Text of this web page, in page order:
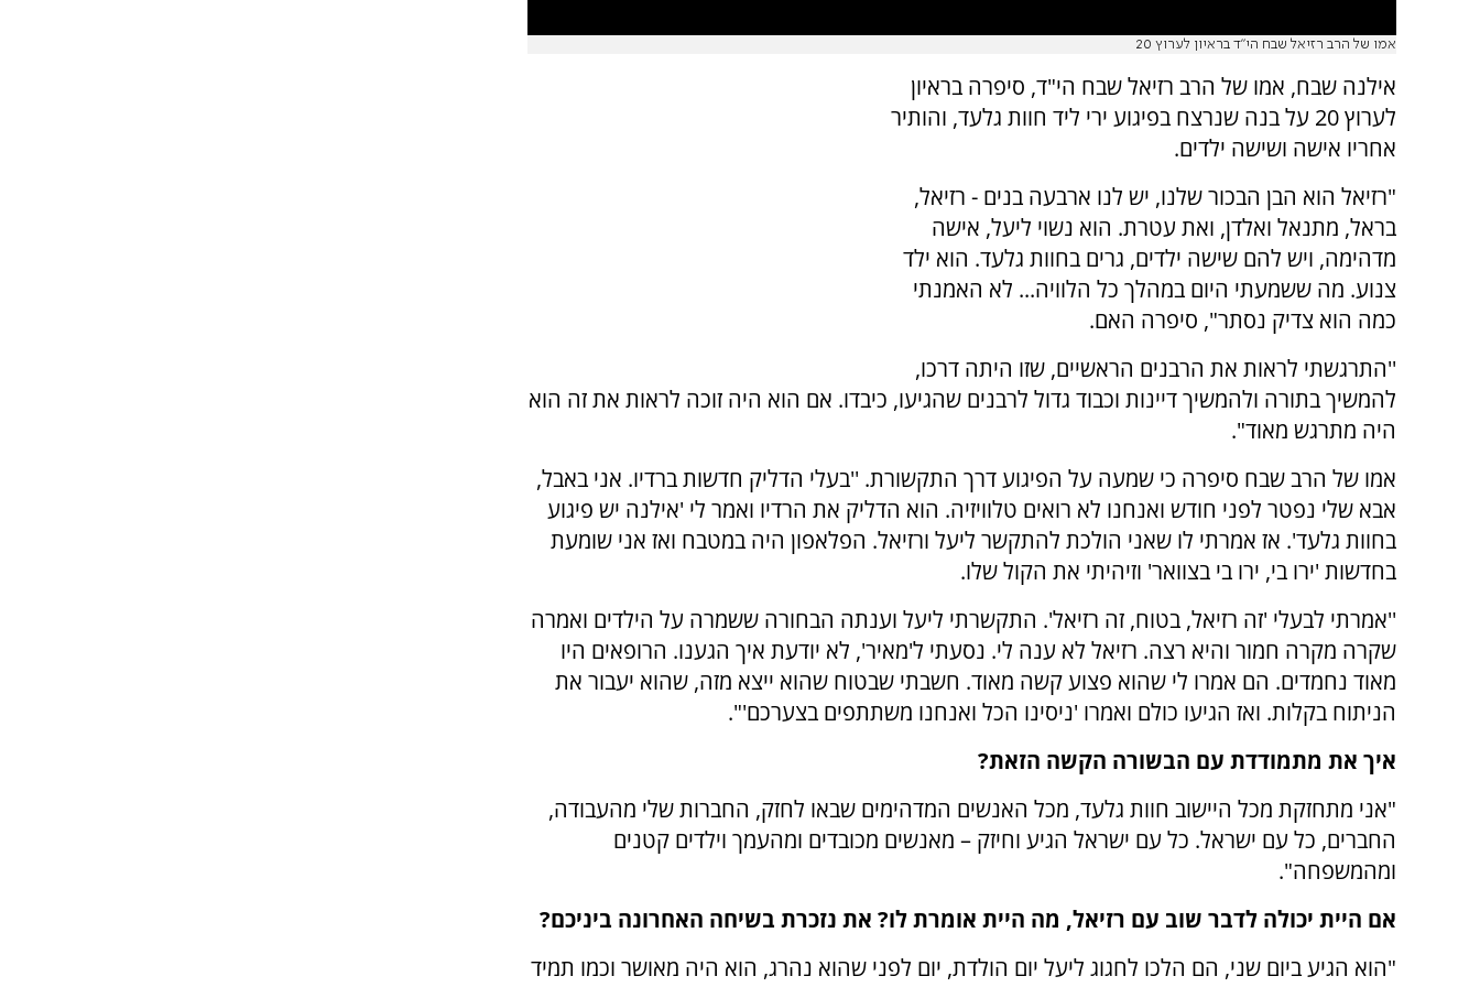
אמו של הרב רזיאל שבח הי"ד בראיון לערוץ 20
אילנה שבח, אמו של הרב רזיאל שבח הי"ד, סיפרה בראיון
לערוץ 20 על בנה שנרצח בפיגוע ירי ליד חוות גלעד, והותיר
אחריו אישה ושישה ילדים.
"רזיאל הוא הבן הבכור שלנו, יש לנו ארבעה בנים - רזיאל,
בראל, מתנאל ואלדן, ואת עטרת. הוא נשוי ליעל, אישה
מדהימה, ויש להם שישה ילדים, גרים בחוות גלעד. הוא ילד
צנוע. מה ששמעתי היום במהלך כל הלוויה... לא האמנתי
כמה הוא צדיק נסתר", סיפרה האם.
''התרגשתי לראות את הרבנים הראשיים, שזו היתה דרכו,
להמשיך בתורה ולהמשיך דיינות וכבוד גדול לרבנים שהגיעו, כיבדו. אם הוא היה זוכה לראות את זה הוא
היה מתרגש מאוד".
אמו של הרב שבח סיפרה כי שמעה על הפיגוע דרך התקשורת. ''בעלי הדליק חדשות ברדיו. אני באבל,
אבא שלי נפטר לפני חודש ואנחנו לא רואים טלוויזיה. הוא הדליק את הרדיו ואמר לי 'אילנה יש פיגוע
בחוות גלעד'. אז אמרתי לו שאני הולכת להתקשר ליעל ורזיאל. הפלאפון היה במטבח ואז אני שומעת
בחדשות 'ירו בי, ירו בי בצוואר' וזיהיתי את הקול שלו.
''אמרתי לבעלי 'זה רזיאל, בטוח, זה רזיאל'. התקשרתי ליעל וענתה הבחורה ששמרה על הילדים ואמרה
שקרה מקרה חמור והיא רצה. רזיאל לא ענה לי. נסעתי ל'מאיר', לא יודעת איך הגענו. הרופאים היו
מאוד נחמדים. הם אמרו לי שהוא פצוע קשה מאוד. חשבתי שבטוח שהוא ייצא מזה, שהוא יעבור את
הניתוח בקלות. ואז הגיעו כולם ואמרו 'ניסינו הכל ואנחנו משתתפים בצערכם'".
איך את מתמודדת עם הבשורה הקשה הזאת?
"אני מתחזקת מכל היישוב חוות גלעד, מכל האנשים המדהימים שבאו לחזק, החברות שלי מהעבודה,
החברים, כל עם ישראל. כל עם ישראל הגיע וחיזק – מאנשים מכובדים ומהעמך וילדים קטנים
ומהמשפחה".
אם היית יכולה לדבר שוב עם רזיאל, מה היית אומרת לו? את נזכרת בשיחה האחרונה ביניכם?
"הוא הגיע ביום שני, הם הלכו לחגוג ליעל יום הולדת, יום לפני שהוא נהרג, הוא היה מאושר וכמו תמיד